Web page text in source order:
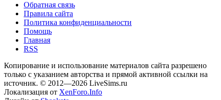
Обратная связь
Правила сайта
Политика конфиденциальности
Помощь
Главная
RSS
Копирование и использование материалов сайта разрешено
только с указанием авторства и прямой активной ссылки на
источник. © 2012—2026 LiveSims.ru
Локализация от XenForo.Info